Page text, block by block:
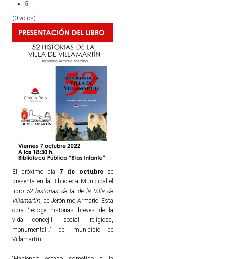
5
(0 votos)
El próximo día 7 de octubre se
presenta en la Biblioteca Municipal el
libro 52 historias de la de la Villa de
Villamartín, de Jerónimo Armario. Esta
obra “recoge historias breves de la
vida concejil, social, religiosa,
monumental…” del municipio de
Villamartín.